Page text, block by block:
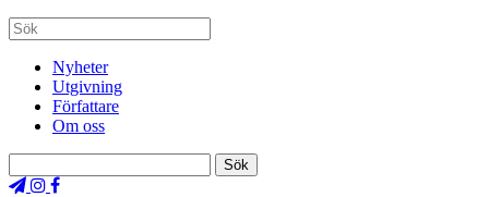
Nyheter
Utgivning
Författare
Om oss